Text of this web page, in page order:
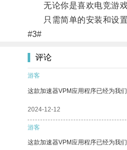
无论你是喜欢电竞游戏
只需简单的安装和设置
#3#
评论
游客
这款加速器VPM应用程序已经为我
2024-12-12
游客
这款加速器VPM应用程序已经为我